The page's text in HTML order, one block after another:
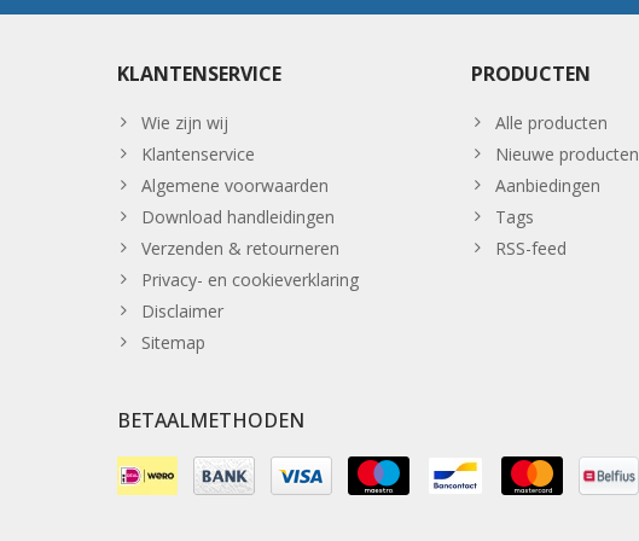
KLANTENSERVICE
Wie zijn wij
Klantenservice
Algemene voorwaarden
Download handleidingen
Verzenden & retourneren
Privacy- en cookieverklaring
Disclaimer
Sitemap
PRODUCTEN
Alle producten
Nieuwe producten
Aanbiedingen
Tags
RSS-feed
BETAALMETHODEN